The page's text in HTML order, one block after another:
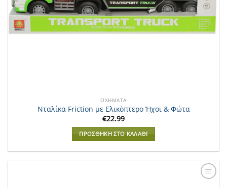
ΟΧΉΜΑΤΑ
Νταλίκα Friction με Ελικόπτερο Ήχοι & Φώτα
€22.99
ΠΡΟΣΘΉΚΗ ΣΤΟ ΚΑΛΆΘΙ